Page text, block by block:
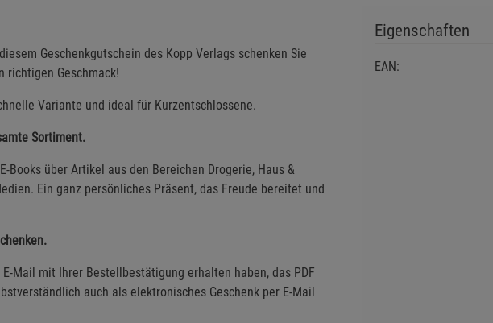
Geschenkgutschein des Kopp Verlags schenken Sie
richtigen Geschmack!
Variante und ideal für Kurzentschlossene.
Sortiment.
Books über Artikel aus den Bereichen Drogerie, Haus &
Ein ganz persönliches Präsent, das Freude bereitet und
Mail mit Ihrer Bestellbestätigung erhalten haben, das PDF
auch als elektronisches Geschenk per E-Mail
Eigenschaften
EAN: